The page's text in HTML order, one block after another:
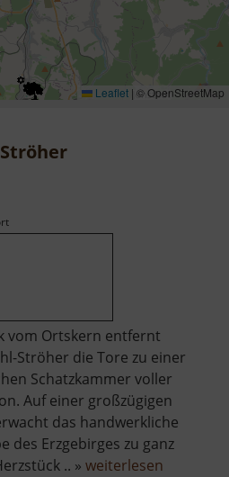
Leaflet | © OpenStreetMap
vom Ortskern entfernt
Ströher die Tore zu einer
Schatzkammer voller
Auf einer großzügigen
das handwerkliche
des Erzgebirges zu ganz
.. » weiterlesen